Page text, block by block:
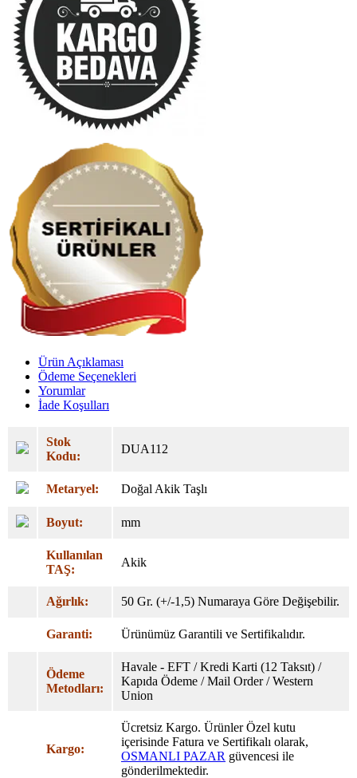
Ürün Açıklaması
Ödeme Seçenekleri
Yorumlar
İade Koşulları
Stok
Kodu:
DUA112
Metaryel: Doğal Akik Taşlı
Boyut: mm
Kullanılan
TAŞ:
Akik
Ağırlık: 50 Gr. (+/-1,5) Numaraya Göre Değişebilir.
Garanti: Ürünümüz Garantili ve Sertifikalıdır.
Ödeme
Metodları:
Havale - EFT / Kredi Karti (12 Taksıt) /
Kapıda Ödeme / Mail Order / Western
Union
Kargo:
Ücretsiz Kargo. Ürünler Özel kutu
içerisinde Fatura ve Sertifikalı olarak,
OSMANLI PAZAR güvencesi ile
gönderilmektedir.